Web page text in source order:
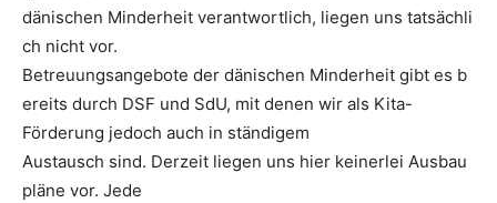
dänischen Minderheit verantwortlich, liegen uns tatsächli
ch nicht vor.
Betreuungsangebote der dänischen Minderheit gibt es b
ereits durch DSF und SdU, mit denen wir als Kita-
Förderung jedoch auch in ständigem
Austausch sind. Derzeit liegen uns hier keinerlei Ausbau
pläne vor. Jede